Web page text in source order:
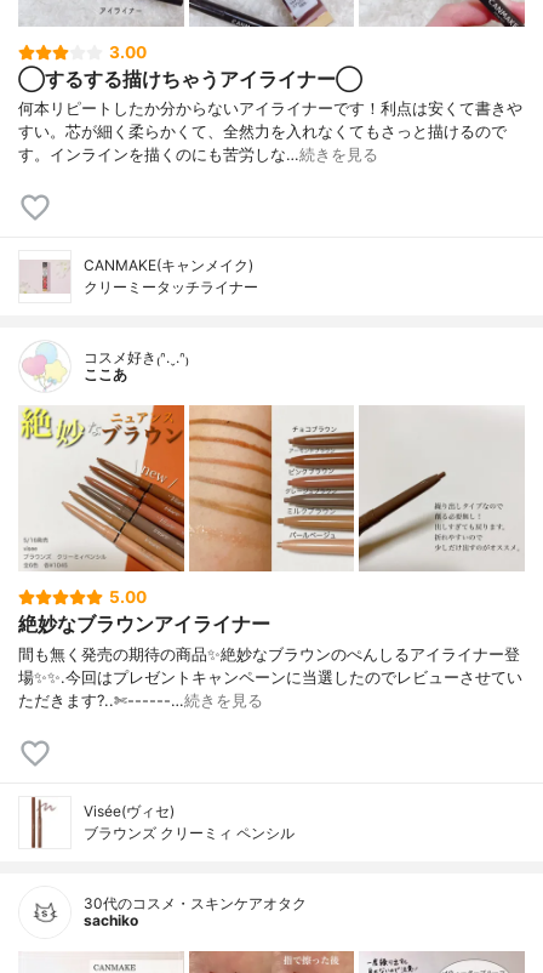
3.00
◯するする描けちゃうアイライナー◯
何本リピートしたか分からないアイライナーです！利点は安くて書きや
すい。芯が細く柔らかくて、全然力を入れなくてもさっと描けるので
す。インラインを描くのにも苦労しな…続きを見る
CANMAKE(キャンメイク)
クリーミータッチライナー
コスメ好き₍ᐢ.ˬ.ᐢ₎
ここあ
5.00
絶妙なブラウンアイライナー
間も無く発売の期待の商品✨絶妙なブラウンのぺんしるアイライナー登
場✨✨.今回はプレゼントキャンペーンに当選したのでレビューさせてい
ただきます?..✄------…続きを見る
Visée(ヴィセ)
ブラウンズ クリーミィ ペンシル
30代のコスメ・スキンケアオタク
sachiko